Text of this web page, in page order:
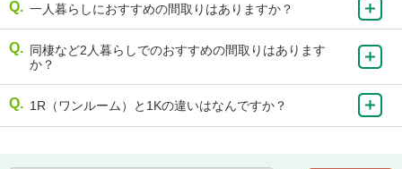
一人暮らしにおすすめの間取りはありますか？
同棲など2人暮らしでのおすすめの間取りはあります
か？
1R（ワンルーム）と1Kの違いはなんですか？